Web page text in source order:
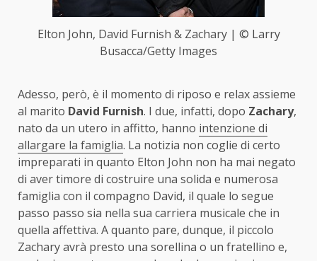
Elton John, David Furnish & Zachary | © Larry
Busacca/Getty Images
Adesso, però, è il momento di riposo e relax assieme
al marito David Furnish. I due, infatti, dopo Zachary,
nato da un utero in affitto, hanno intenzione di
allargare la famiglia. La notizia non coglie di certo
impreparati in quanto Elton John non ha mai negato
di aver timore di costruire una solida e numerosa
famiglia con il compagno David, il quale lo segue
passo passo sia nella sua carriera musicale che in
quella affettiva. A quanto pare, dunque, il piccolo
Zachary avrà presto una sorellina o un fratellino e,